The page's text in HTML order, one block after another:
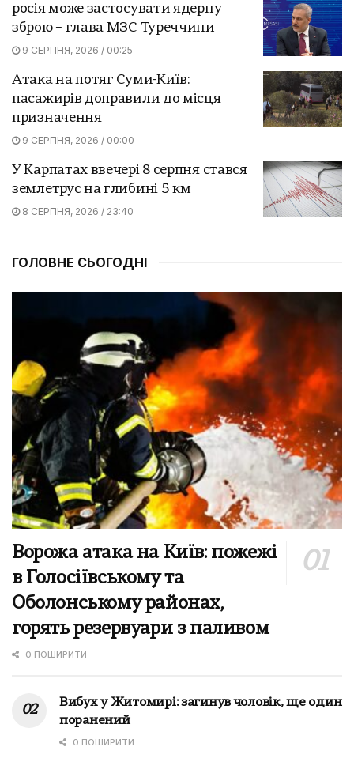
росія може застосувати ядерну
зброю – глава МЗС Туреччини
9 СЕРПНЯ, 2026 / 00:25
Атака на потяг Суми-Київ:
пасажирів доправили до місця
призначення
9 СЕРПНЯ, 2026 / 00:00
У Карпатах ввечері 8 серпня стався
землетрус на глибині 5 км
8 СЕРПНЯ, 2026 / 23:40
ГОЛОВНЕ СЬОГОДНІ
Ворожа атака на Київ: пожежі
в Голосіївському та
Оболонському районах,
горять резервуари з паливом
0 ПОШИРИТИ
Вибух у Житомирі: загинув чоловік, ще один
поранений
0 ПОШИРИТИ